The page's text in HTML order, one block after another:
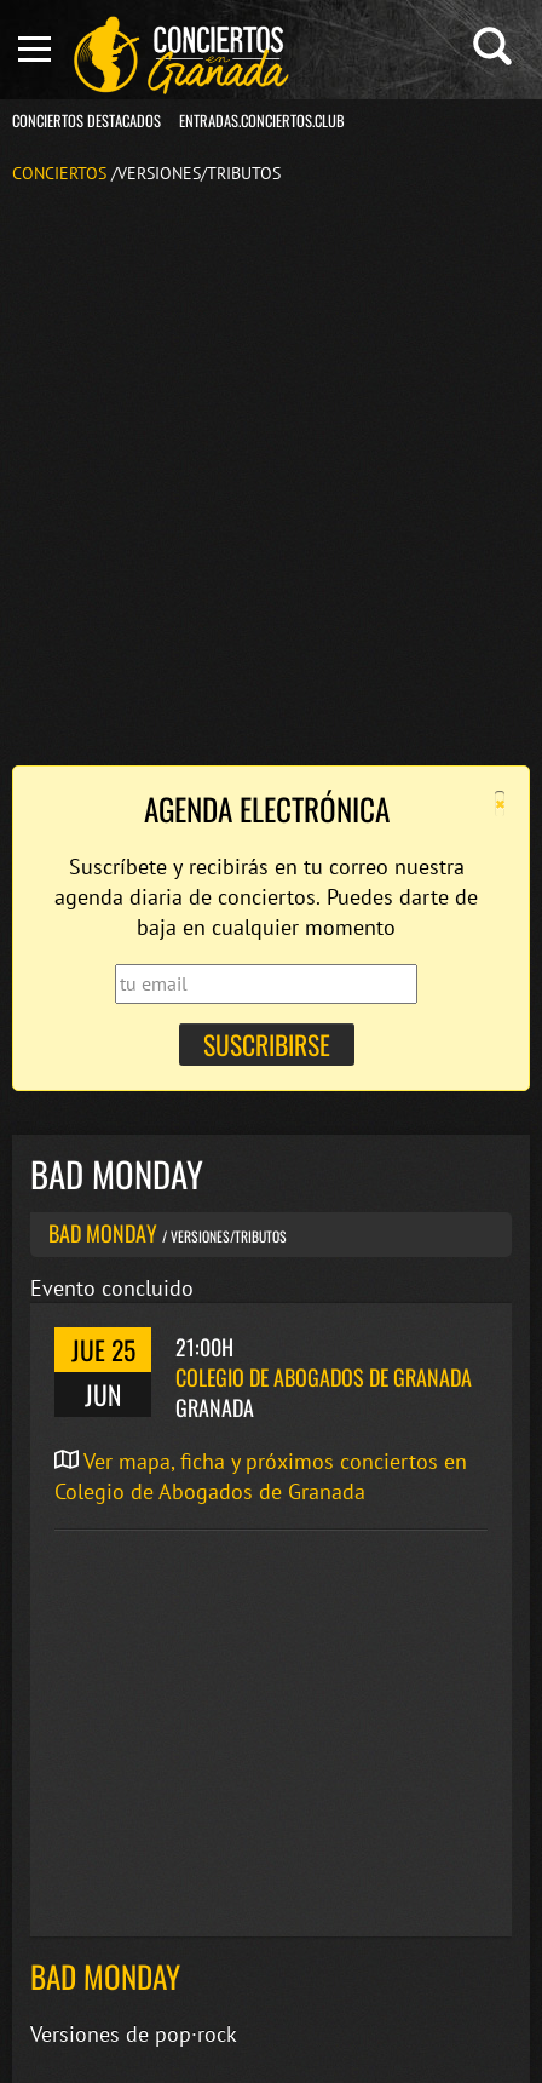
CONCIERTOS DESTACADOS ENTRADAS.CONCIERTOS.CLUB
CONCIERTOS /VERSIONES/TRIBUTOS
×
AGENDA ELECTRÓNICA
Suscríbete y recibirás en tu correo nuestra
agenda diaria de conciertos. Puedes darte de
baja en cualquier momento
BAD MONDAY
BAD MONDAY / VERSIONES/TRIBUTOS
Evento concluido
JUE 25
JUN
21:00H
COLEGIO DE ABOGADOS DE GRANADA
GRANADA
Ver mapa, ficha y próximos conciertos en
Colegio de Abogados de Granada
BAD MONDAY
Versiones de pop·rock